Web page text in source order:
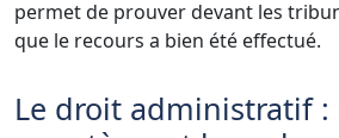
permet de prouver devant les
que le recours a bien été effectué.
Le droit administratif